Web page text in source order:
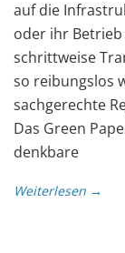
auf die
oder ihr
schrittweise
so reibungslos
sachgerechte
Das Green
denkbare
Weiterlesen →